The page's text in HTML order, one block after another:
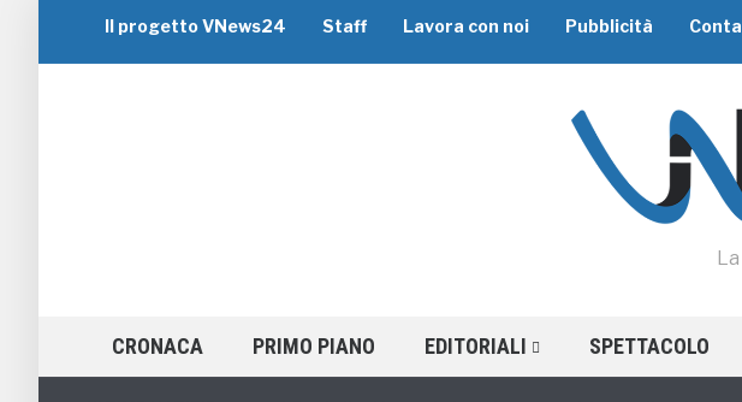
Il progetto VNews24 Staff Lavora con noi Pubblicità
CRONACA PRIMO PIANO EDITORIALI SPETTACOLO